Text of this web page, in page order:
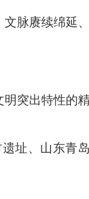
脉赓续绵延
突出特性的
址、山东青